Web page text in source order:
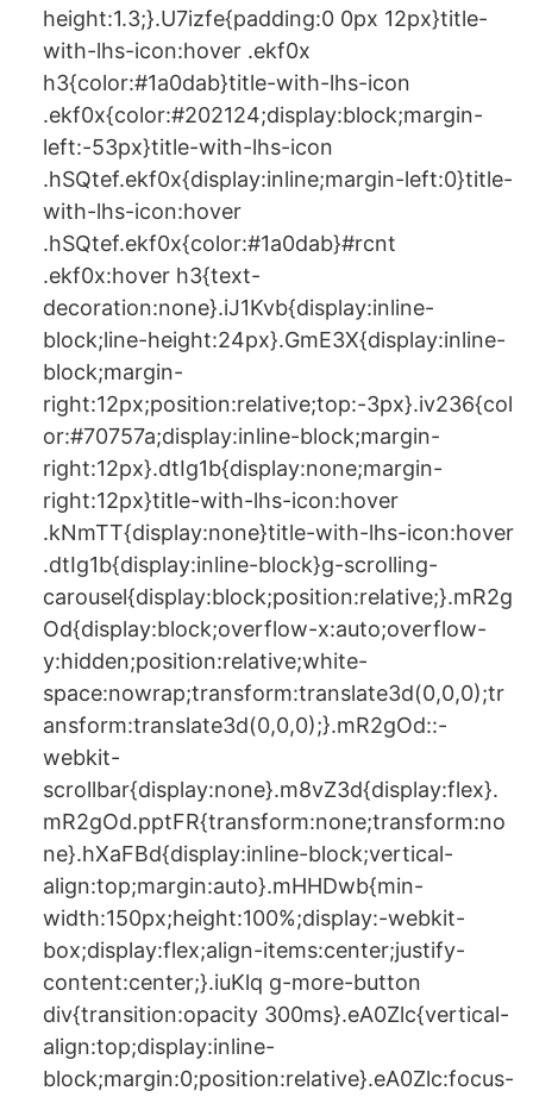
height:1.3;}.U7izfe{padding:0 0px 12px}title-
with-lhs-icon:hover .ekf0x
h3{color:#1a0dab}title-with-lhs-icon
.ekf0x{color:#202124;display:block;margin-
left:-53px}title-with-lhs-icon
.hSQtef.ekf0x{display:inline;margin-left:0}title-
with-lhs-icon:hover
.hSQtef.ekf0x{color:#1a0dab}#rcnt
.ekf0x:hover h3{text-
decoration:none}.iJ1Kvb{display:inline-
block;line-height:24px}.GmE3X{display:inline-
block;margin-
right:12px;position:relative;top:-3px}.iv236{col
or:#70757a;display:inline-block;margin-
right:12px}.dtIg1b{display:none;margin-
right:12px}title-with-lhs-icon:hover
.kNmTT{display:none}title-with-lhs-icon:hover
.dtIg1b{display:inline-block}g-scrolling-
carousel{display:block;position:relative;}.mR2g
Od{display:block;overflow-x:auto;overflow-
y:hidden;position:relative;white-
space:nowrap;transform:translate3d(0,0,0);tr
ansform:translate3d(0,0,0);}.mR2gOd::-
webkit-
scrollbar{display:none}.m8vZ3d{display:flex}.
mR2gOd.pptFR{transform:none;transform:no
ne}.hXaFBd{display:inline-block;vertical-
align:top;margin:auto}.mHHDwb{min-
width:150px;height:100%;display:-webkit-
box;display:flex;align-items:center;justify-
content:center;}.iuKlq g-more-button
div{transition:opacity 300ms}.eA0Zlc{vertical-
align:top;display:inline-
block;margin:0;position:relative}.eA0Zlc:focus-